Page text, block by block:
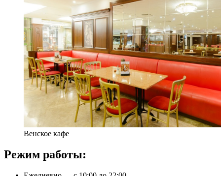
Венское кафе
Режим работы: